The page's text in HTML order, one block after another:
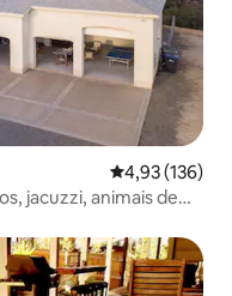
4,93 de uma
4,93 (136)
jacuzzi, animais de